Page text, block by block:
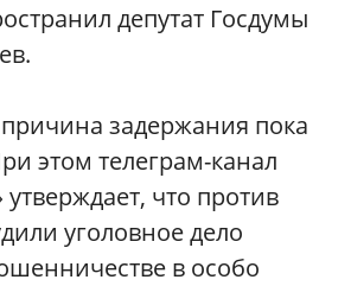
депутат Госдумы
задержания пока
этом телеграм-канал
что против
уголовное дело
в особо